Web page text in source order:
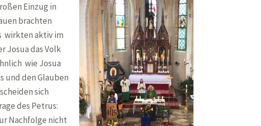
Einzug in
brachten
wirkten aktiv im
Josua das Volk
wie Josua
und den Glauben
sich
des Petrus:
Nachfolge nicht